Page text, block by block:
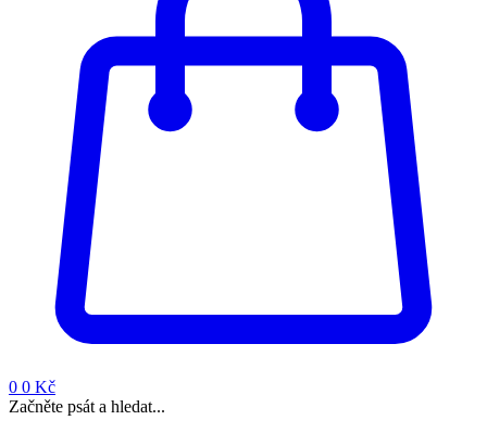
0 0 Kč
Začněte psát a hledat...